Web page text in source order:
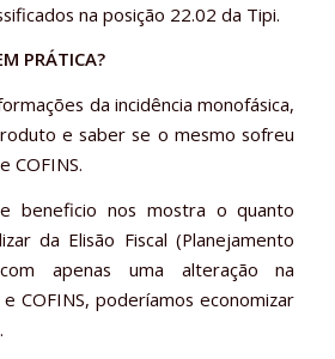
na posição 22.02 da Tipi.
PRÁTICA?
da incidência monofásica,
e saber se o mesmo sofreu
COFINS.
beneficio nos mostra o quanto
da Elisão Fiscal (Planejamento
apenas uma alteração na
COFINS, poderíamos economizar